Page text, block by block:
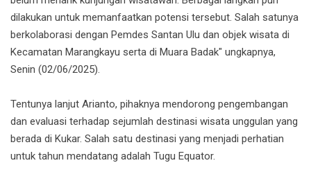
dilakukan untuk memanfaatkan potensi tersebut. Salah satunya
berkolaborasi dengan Pemdes Santan Ulu dan objek wisata di
Kecamatan Marangkayu serta di Muara Badak" ungkapnya,
Senin (02/06/2025).
Tentunya lanjut Arianto, pihaknya mendorong pengembangan
dan evaluasi terhadap sejumlah destinasi wisata unggulan yang
berada di Kukar. Salah satu destinasi yang menjadi perhatian
untuk tahun mendatang adalah Tugu Equator.